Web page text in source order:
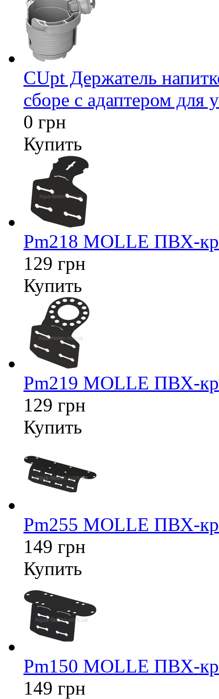
CUpt Держатель
сборе с адаптером для
0 грн
Купить
Pm218 MOLLE ПВХ-
129 грн
Купить
Pm219 MOLLE ПВХ-
129 грн
Купить
Pm255 MOLLE ПВХ-
149 грн
Купить
Pm150 MOLLE ПВХ-
149 грн